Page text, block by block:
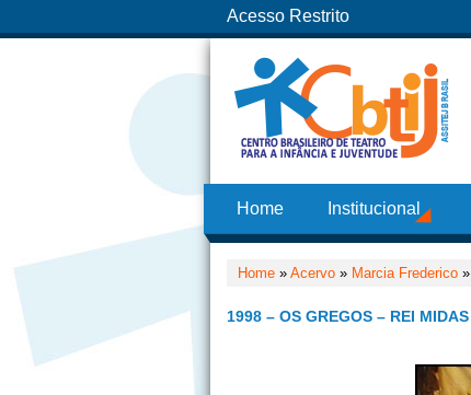
Acesso Restrito
Home Institucional
Home » Acervo » Marcia Frederico »
1998 – OS GREGOS – REI MIDAS